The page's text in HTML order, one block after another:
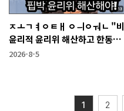
ㅈㅗㄱㅕㅇㅌㅐ ㅇㅢㅇㅝㄴ "비
윤리적 윤리위 해산하고 한동훈
복당 시켜야"
2026-8-5
1 2